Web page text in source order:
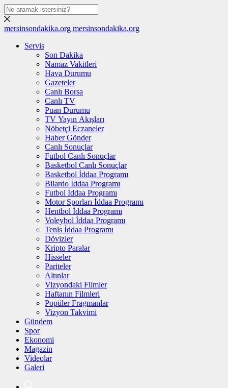
mersinsondakika.org mersinsondakika.org
Servis
Son Dakika
Namaz Vakitleri
Hava Durumu
Gazeteler
Canlı Borsa
Canlı TV
Puan Durumu
TV Yayın Akışları
Nöbetçi Eczaneler
Haber Gönder
Canlı Sonuçlar
Futbol Canlı Sonuçlar
Basketbol Canlı Sonuçlar
Basketbol İddaa Programı
Bilardo İddaa Programı
Futbol İddaa Programı
Motor Sporları İddaa Programı
Hentbol İddaa Programı
Voleybol İddaa Programı
Tenis İddaa Programı
Dövizler
Kripto Paralar
Hisseler
Pariteler
Altınlar
Vizyondaki Filmler
Haftanın Filmleri
Popüler Fragmanlar
Vizyon Takvimi
Gündem
Spor
Ekonomi
Magazin
Videolar
Galeri